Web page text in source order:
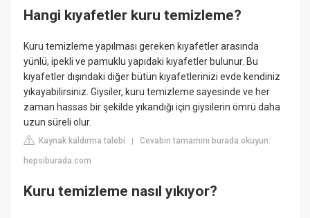
Hangi kıyafetler kuru temizleme?
Kuru temizleme yapılması gereken kıyafetler arasında
yünlü, ipekli ve pamuklu yapıdaki kıyafetler bulunur. Bu
kıyafetler dışındaki diğer bütün kıyafetlerinizi evde kendiniz
yıkayabilirsiniz. Giysiler, kuru temizleme sayesinde ve her
zaman hassas bir şekilde yıkandığı için giysilerin ömrü daha
uzun süreli olur.
Kaynak kaldırma talebi |Cevabın tamamını burada okuyun:
hepsiburada.com
Kuru temizleme nasıl yıkıyor?